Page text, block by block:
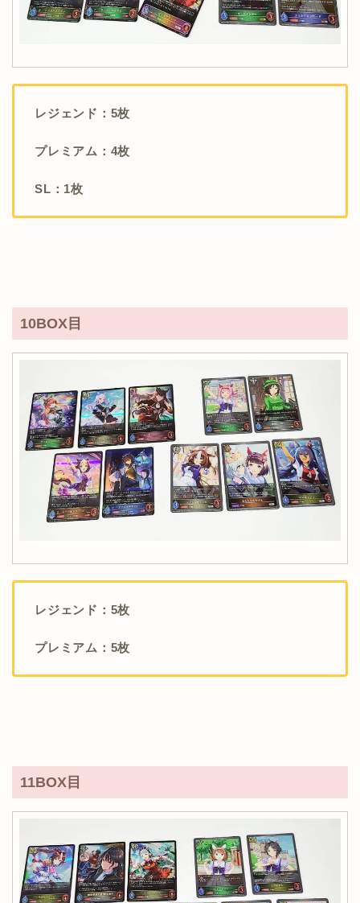
レジェンド：5枚
プレミアム：4枚
SL：1枚
10BOX目
レジェンド：5枚
プレミアム：5枚
11BOX目